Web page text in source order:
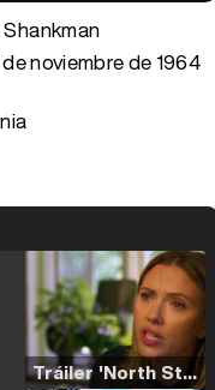
noviembre de 1964
Tráiler 'North Star' (2023)